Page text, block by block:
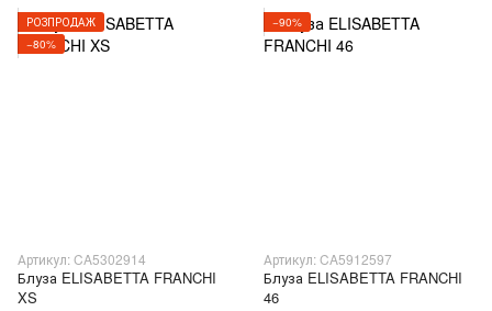
РОЗПРОДАЖ
−80%
Артикул: CA5302914
Блуза ELISABETTA FRANCHI
XS
−90%
Артикул: CA5912597
Блуза ELISABETTA FRANCHI
46